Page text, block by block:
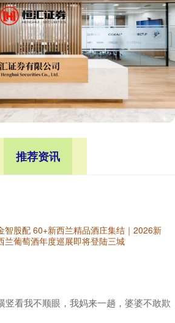
推荐资讯
智股配 60+新西兰精品酒庄集结｜2026新
兰葡萄酒年度巡展即将登陆三城
竖看我不顺眼，我妈来一趟，婆婆不敢欺